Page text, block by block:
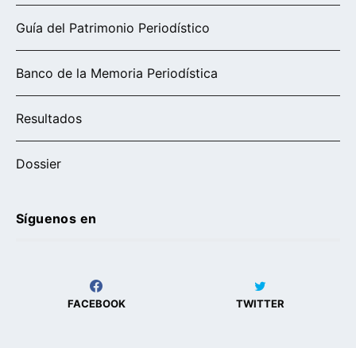
Guía del Patrimonio Periodístico
Banco de la Memoria Periodística
Resultados
Dossier
Síguenos en
FACEBOOK TWITTER